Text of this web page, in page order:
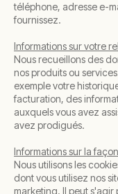
téléphone, adresse e-
fournissez.
Informations sur votre
Nous recueillons des
nos produits ou
exemple votre
facturation, des
auxquels vous avez
avez prodigués.
Informations sur la
Nous utilisons les
dont vous utilisez nos
marketing. Il peut s'agir